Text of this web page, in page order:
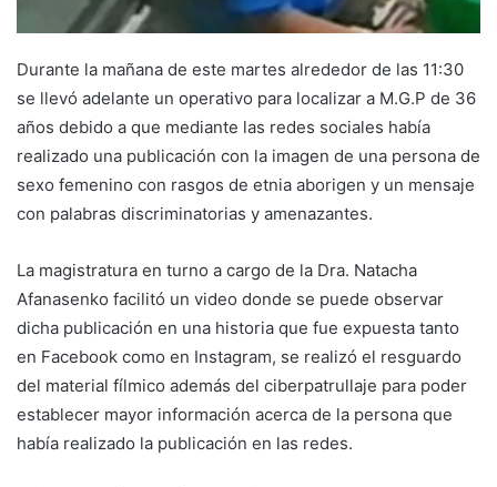
Durante la mañana de este martes alrededor de las 11:30
se llevó adelante un operativo para localizar a M.G.P de 36
años debido a que mediante las redes sociales había
realizado una publicación con la imagen de una persona de
sexo femenino con rasgos de etnia aborigen y un mensaje
con palabras discriminatorias y amenazantes.
La magistratura en turno a cargo de la Dra. Natacha
Afanasenko facilitó un video donde se puede observar
dicha publicación en una historia que fue expuesta tanto
en Facebook como en Instagram, se realizó el resguardo
del material fílmico además del ciberpatrullaje para poder
establecer mayor información acerca de la persona que
había realizado la publicación en las redes.